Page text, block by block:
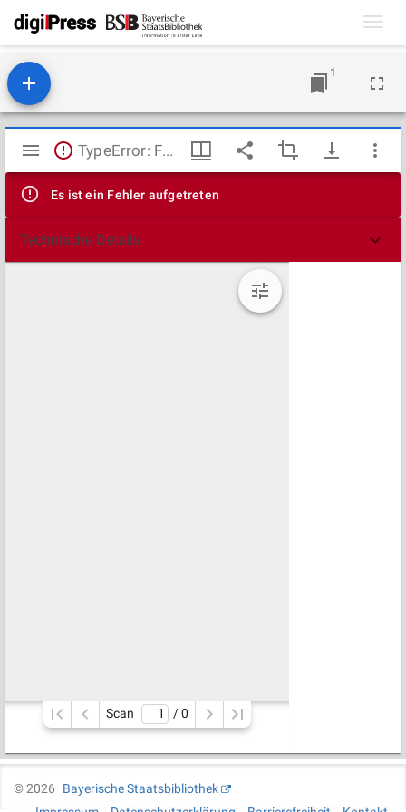
1
Mirador
Viewer
TypeError: Failed to fetch
Es ist ein Fehler aufgetreten
Technische Details
Scan / 0
©2026
Bayerische Staatsbibliothek